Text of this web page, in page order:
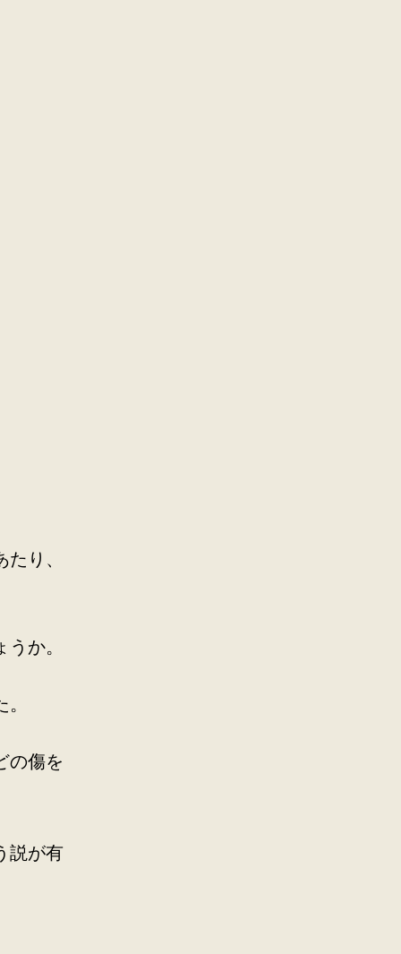
り、
か。
の傷を
説が有